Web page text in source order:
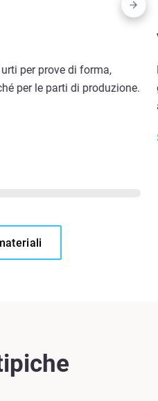
per prove di forma,
per le parti di produzione.